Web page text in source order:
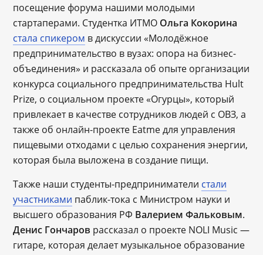
посещение форума нашими молодыми
стартаперами. Студентка ИТМО Ольга Кокорина
стала спикером в дискуссии «Молодёжное
предпринимательство в вузах: опора на бизнес-
объединения» и рассказала об опыте организации
конкурса социального предпринимательства Hult
Prize, о социальном проекте «Огурцы», который
привлекает в качестве сотрудников людей с ОВЗ, а
также об онлайн-проекте Eatmе для управления
пищевыми отходами с целью сохранения энергии,
которая была выложена в создание пищи.
Также наши студенты-предприниматели стали
участниками паблик-тока с Министром науки и
высшего образования РФ Валерием Фальковым.
Денис Гончаров рассказал о проекте NOLI Music —
гитаре, которая делает музыкальное образование